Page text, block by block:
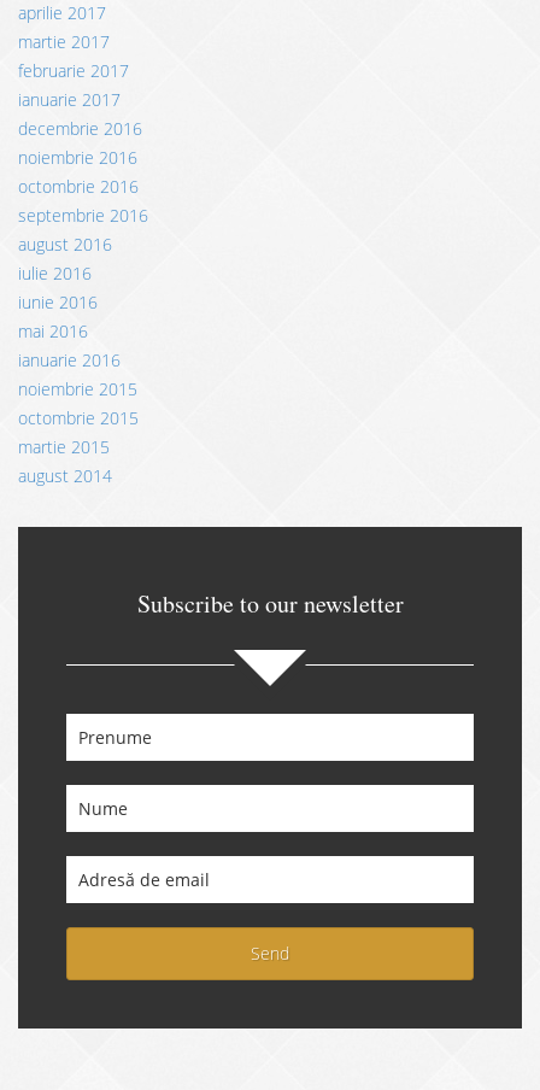
aprilie 2017
martie 2017
februarie 2017
ianuarie 2017
decembrie 2016
noiembrie 2016
octombrie 2016
septembrie 2016
august 2016
iulie 2016
iunie 2016
mai 2016
ianuarie 2016
noiembrie 2015
octombrie 2015
martie 2015
august 2014
Subscribe to our newsletter
Send